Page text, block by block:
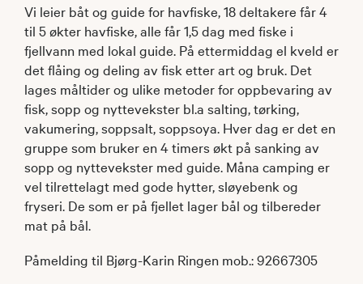
Vi leier båt og guide for havfiske, 18 deltakere får 4
til 5 økter havfiske, alle får 1,5 dag med fiske i
fjellvann med lokal guide. På ettermiddag el kveld er
det flåing og deling av fisk etter art og bruk. Det
lages måltider og ulike metoder for oppbevaring av
fisk, sopp og nyttevekster bl.a salting, tørking,
vakumering, soppsalt, soppsoya. Hver dag er det en
gruppe som bruker en 4 timers økt på sanking av
sopp og nyttevekster med guide. Måna camping er
vel tilrettelagt med gode hytter, sløyebenk og
fryseri. De som er på fjellet lager bål og tilbereder
mat på bål.
Påmelding til Bjørg-Karin Ringen mob.: 92667305